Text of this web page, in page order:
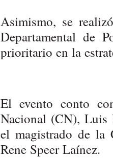
Asimismo, se
Departamental de
prioritario en la
El evento conto
Nacional (CN), Luis
el magistrado de la
Rene Speer Laínez.